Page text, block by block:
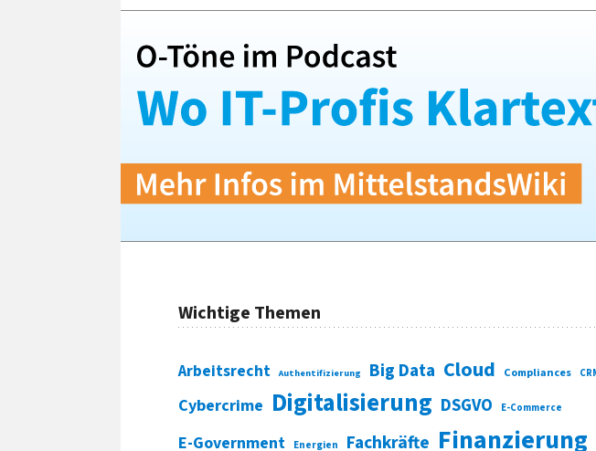
Wichtige Themen
Arbeitsrecht Authentifizierung Big Data Cloud Compliances
Cybercrime Digitalisierung DSGVO E-Commerce
E-Government Energien Fachkräfte Finanzierung